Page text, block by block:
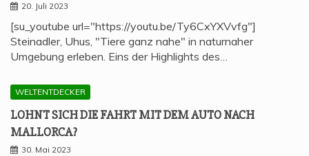
20. Juli 2023
[su_youtube url="https://youtu.be/Ty6CxYXVvfg"]
Steinadler, Uhus, "Tiere ganz nahe" in naturnaher
Umgebung erleben. Eins der Highlights des…
WELTENTDECKER
LOHNT SICH DIE FAHRT MIT DEM AUTO NACH
MALLORCA?
30. Mai 2023